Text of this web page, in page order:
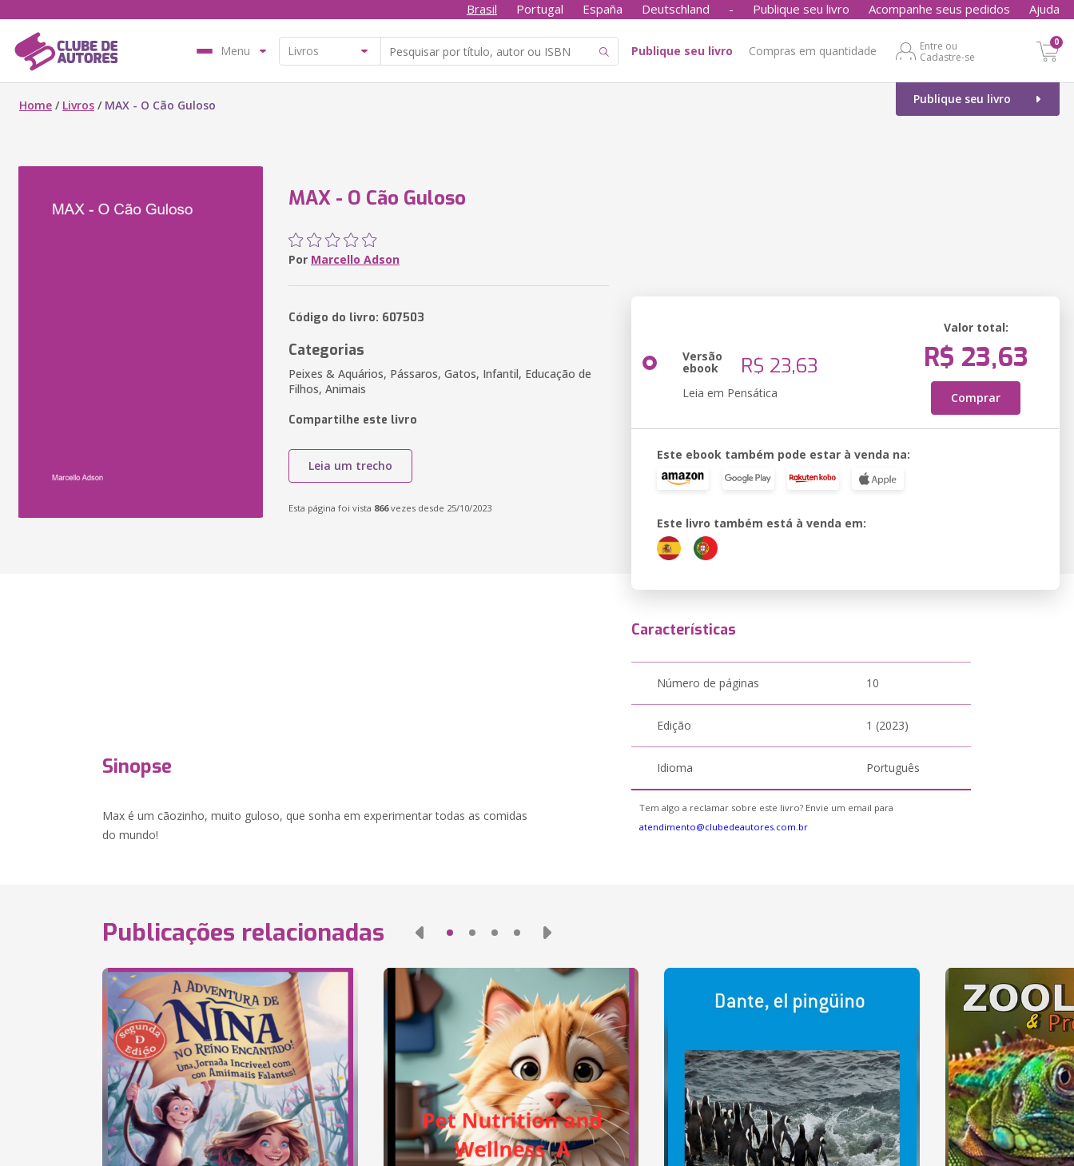
Brasil Portugal España Deutschland - Publique seu livro Acompanhe seus pedidos Ajuda
Menu Publique seu livro Compras em quantidade
Entre ou
Cadastre-se
0
Publique seu livro
Home / Livros / MAX - O Cão Guloso
MAX - O Cão Guloso
Por Marcello Adson
Código do livro: 607503
Categorias
Peixes & Aquários, Pássaros, Gatos, Infantil, Educação de
Filhos, Animais
Compartilhe este livro
Leia um trecho
Esta página foi vista 866vezes desde 25/10/2023
Versão
ebook R$ 23,63
Leia em Pensática
Valor total:
R$ 23,63
Comprar
Este ebook também pode estar à venda na:
Este livro também está à venda em:
Sinopse
Max é um cãozinho, muito guloso, que sonha em experimentar todas as comidas
do mundo!
Características
Número de páginas 10
Edição 1 (2023)
Idioma Português
Tem algo a reclamar sobre este livro? Envie um email para
atendimento@clubedeautores.com.br
Publicações relacionadas